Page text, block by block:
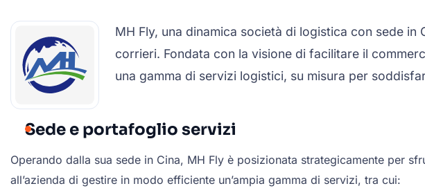
MH Fly, una dinamica società di logistica con sede
corrieri. Fondata con la visione di facilitare il
una gamma di servizi logistici, su misura per
Sede e portafoglio servizi
Operando dalla sua sede in Cina, MH Fly è posizionata strategicamente per
all’azienda di gestire in modo efficiente un’ampia gamma di servizi, tra cui: